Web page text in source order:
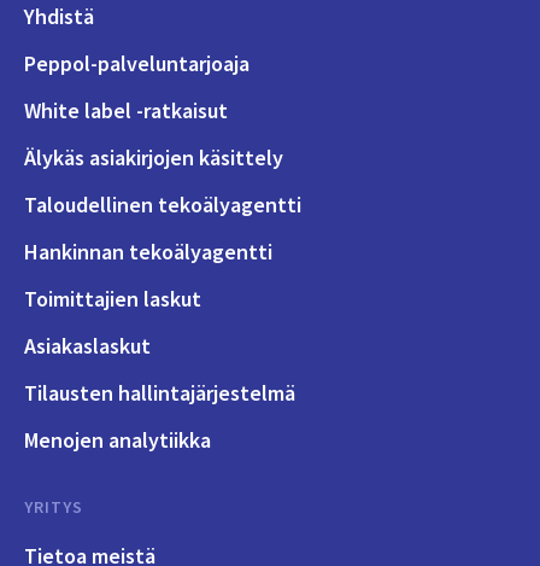
Yhdistä
Peppol-palveluntarjoaja
White label -ratkaisut
Älykäs asiakirjojen käsittely
Taloudellinen tekoälyagentti
Hankinnan tekoälyagentti
Toimittajien laskut
Asiakaslaskut
Tilausten hallintajärjestelmä
Menojen analytiikka
YRITYS
Tietoa meistä